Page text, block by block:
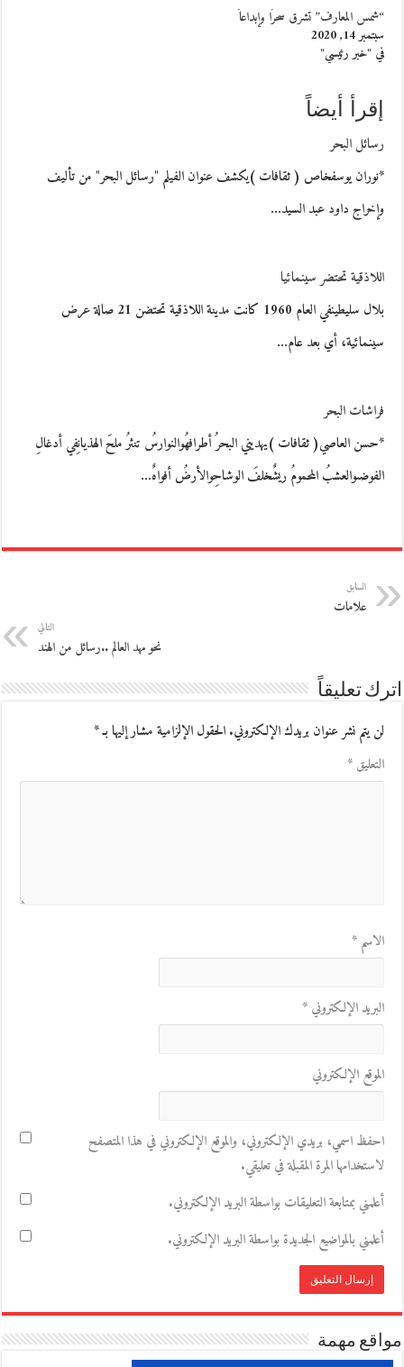
“شمس المعارف” تشرق سحرًا وإبداعاً
سبتمبر 14, 2020
في "خبر رئيسي"
إقرأ أيضاً
رسائل البحر
*نوران يوسفخاص ( ثقافات )يكشف عنوان الفيلم "رسائل البحر" من تأليف
وإخراج داود عبد السيد…
اللاذقية تحتضر سينمائيا
بلال سليطينفي العام 1960 كانت مدينة اللاذقية تحتضن 21 صالة عرض
سينمائية، أي بعد عام…
فراشات البحر
*حسن العاصي( ثقافات )يهديني البحرُ أطرافهُوالنوارسُ تنثرُ ملحَ الهذيانِفي أدغالِ
الفوضىوالعشبُ المحمومُ ريشٌخلفَ الوشاحِوالأرضُ أفواهٌ…
السابق
علامات
التالي
نحو مهد العالم ..رسائل من الهند
اترك تعليقاً
لن يتم نشر عنوان بريدك الإلكتروني.الحقول الإلزامية مشار إليها بـ*
التعليق*
الاسم*
البريد الإلكتروني*
الموقع الإلكتروني
احفظ اسمي، بريدي الإلكتروني، والموقع الإلكتروني في هذا المتصفح
لاستخدامها المرة المقبلة في تعليقي.
أعلمني بمتابعة التعليقات بواسطة البريد الإلكتروني.
أعلمني بالمواضيع الجديدة بواسطة البريد الإلكتروني.
مواقع مهمة